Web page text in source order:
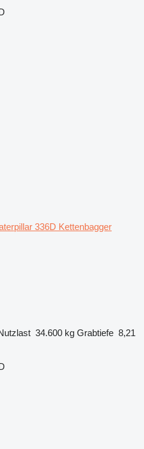
336D Kettenbagger
34.600 kg Grabtiefe 8,21